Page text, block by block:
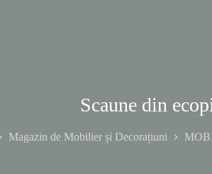
Scaune din
Magazin de Mobilier și Decorațiuni